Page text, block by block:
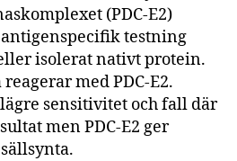
(PDC-E2)
testning
isolerat nativt protein.
reagerar med PDC-E2.
sensitivitet och fall där
men PDC-E2 ger